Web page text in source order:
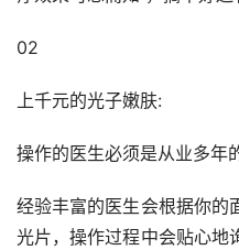
02
上千元的光子嫩肤:
操作的医生必须是从业多年
经验丰富的医生会根据你的
光片，操作过程中会贴心地